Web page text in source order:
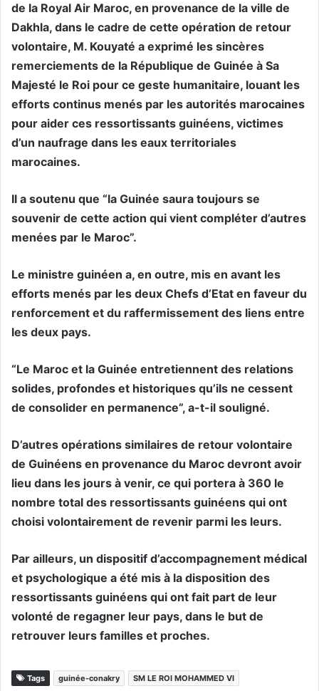
de la Royal Air Maroc, en provenance de la ville de
Dakhla, dans le cadre de cette opération de retour
volontaire, M. Kouyaté a exprimé les sincères
remerciements de la République de Guinée à Sa
Majesté le Roi pour ce geste humanitaire, louant les
efforts continus menés par les autorités marocaines
pour aider ces ressortissants guinéens, victimes
d’un naufrage dans les eaux territoriales
marocaines.
Il a soutenu que “la Guinée saura toujours se
souvenir de cette action qui vient compléter d’autres
menées par le Maroc”.
Le ministre guinéen a, en outre, mis en avant les
efforts menés par les deux Chefs d’Etat en faveur du
renforcement et du raffermissement des liens entre
les deux pays.
“Le Maroc et la Guinée entretiennent des relations
solides, profondes et historiques qu’ils ne cessent
de consolider en permanence”, a-t-il souligné.
D’autres opérations similaires de retour volontaire
de Guinéens en provenance du Maroc devront avoir
lieu dans les jours à venir, ce qui portera à 360 le
nombre total des ressortissants guinéens qui ont
choisi volontairement de revenir parmi les leurs.
Par ailleurs, un dispositif d’accompagnement médical
et psychologique a été mis à la disposition des
ressortissants guinéens qui ont fait part de leur
volonté de regagner leur pays, dans le but de
retrouver leurs familles et proches.
Tags guinée-conakry SM LE ROI MOHAMMED VI